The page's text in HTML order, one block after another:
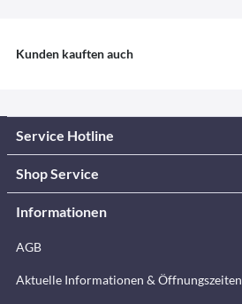
Kunden kauften auch
Service Hotline
Shop Service
Informationen
AGB
Aktuelle Informationen & Öffnungszeiten